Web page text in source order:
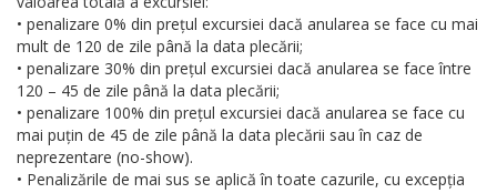
• penalizare 0% din prețul excursiei dacă anularea se face cu mai
mult de 120 de zile până la data plecării;
• penalizare 30% din prețul excursiei dacă anularea se face între
120 – 45 de zile până la data plecării;
• penalizare 100% din prețul excursiei dacă anularea se face cu
mai puțin de 45 de zile până la data plecării sau în caz de
neprezentare (no-show).
• Penalizările de mai sus se aplică în toate cazurile, cu excepția